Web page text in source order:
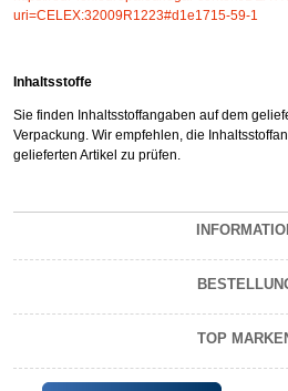
uri=CELEX:32009R1223#d1e1715-59-1
Inhaltsstoffe
Sie finden Inhaltsstoffangaben auf dem
Verpackung. Wir empfehlen, die
gelieferten Artikel zu prüfen.
TOP